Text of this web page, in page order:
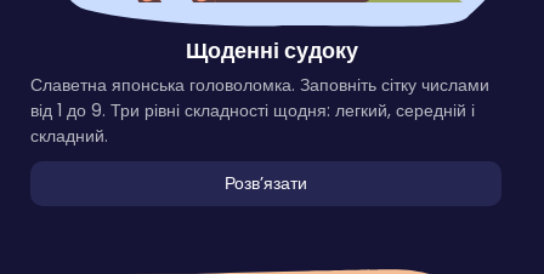
Щоденні судоку
Славетна японська головоломка. Заповніть сітку числами
від 1 до 9. Три рівні складності щодня: легкий, середній і
складний.
Розвʼязати